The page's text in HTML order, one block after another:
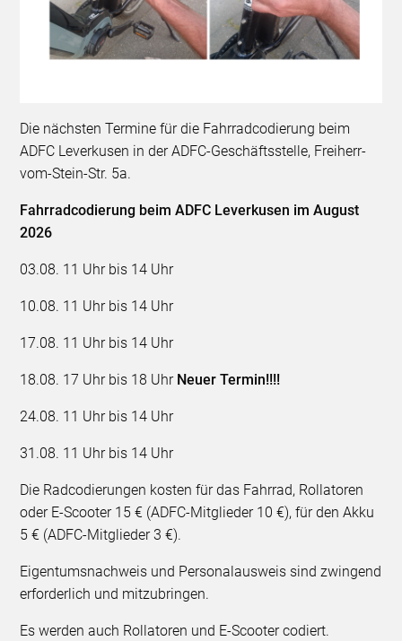
Die nächsten Termine für die Fahrradcodierung beim
ADFC Leverkusen in der ADFC-Geschäftsstelle, Freiherr-
vom-Stein-Str. 5a.
Fahrradcodierung beim ADFC Leverkusen im August
2026
03.08. 11 Uhr bis 14 Uhr
10.08. 11 Uhr bis 14 Uhr
17.08. 11 Uhr bis 14 Uhr
18.08. 17 Uhr bis 18 Uhr Neuer Termin!!!!
24.08. 11 Uhr bis 14 Uhr
31.08. 11 Uhr bis 14 Uhr
Die Radcodierungen kosten für das Fahrrad, Rollatoren
oder E-Scooter 15 € (ADFC-Mitglieder 10 €), für den Akku
5 € (ADFC-Mitglieder 3 €).
Eigentumsnachweis und Personalausweis sind zwingend
erforderlich und mitzubringen.
Es werden auch Rollatoren und E-Scooter codiert.